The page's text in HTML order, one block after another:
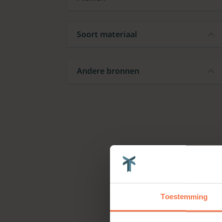
Toestemming
Soort materiaal
Andere bronnen